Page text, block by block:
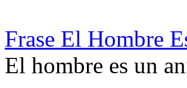
Frase El Hombre
El hombre es un